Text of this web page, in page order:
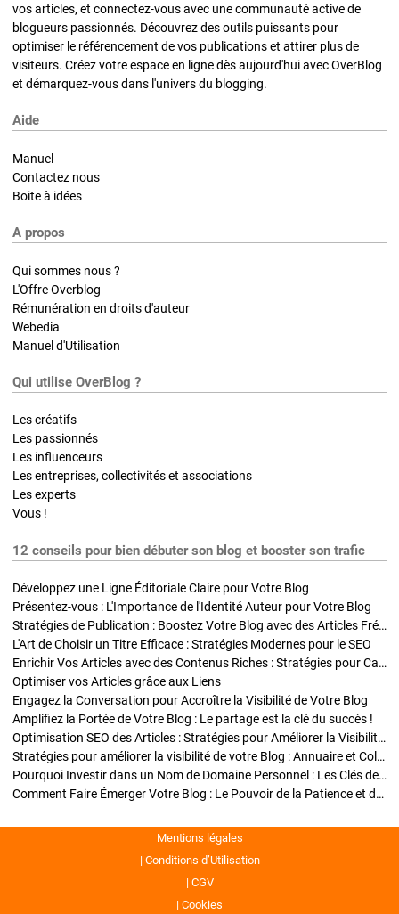
vos articles, et connectez-vous avec une communauté active de
blogueurs passionnés. Découvrez des outils puissants pour
optimiser le référencement de vos publications et attirer plus de
visiteurs. Créez votre espace en ligne dès aujourd'hui avec OverBlog
et démarquez-vous dans l'univers du blogging.
Aide
Manuel
Contactez nous
Boite à idées
A propos
Qui sommes nous ?
L'Offre Overblog
Rémunération en droits d'auteur
Webedia
Manuel d'Utilisation
Qui utilise OverBlog ?
Les créatifs
Les passionnés
Les influenceurs
Les entreprises, collectivités et associations
Les experts
Vous !
12 conseils pour bien débuter son blog et booster son trafic
Développez une Ligne Éditoriale Claire pour Votre Blog
Présentez-vous : L'Importance de l'Identité Auteur pour Votre Blog
Stratégies de Publication : Boostez Votre Blog avec des Articles Fréquents et Exclusifs
L'Art de Choisir un Titre Efficace : Stratégies Modernes pour le SEO
Enrichir Vos Articles avec des Contenus Riches : Stratégies pour Captiver et Optimiser
Optimiser vos Articles grâce aux Liens
Engagez la Conversation pour Accroître la Visibilité de Votre Blog
Amplifiez la Portée de Votre Blog : Le partage est la clé du succès !
Optimisation SEO des Articles : Stratégies pour Améliorer la Visibilité de Votre Blog
Stratégies pour améliorer la visibilité de votre Blog : Annuaire et Collaborations
Pourquoi Investir dans un Nom de Domaine Personnel : Les Clés de la Réussite de Votre Blog
Comment Faire Émerger Votre Blog : Le Pouvoir de la Patience et de la Persévérance
Mentions légales
Conditions d’Utilisation
CGV
Cookies